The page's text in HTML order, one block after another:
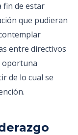
fin de estar
que pudieran
entre directivos
oportuna
de lo cual se